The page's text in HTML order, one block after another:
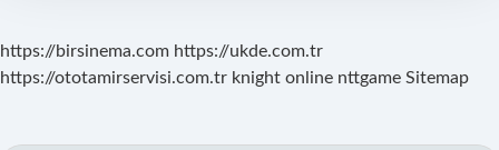
https://birsinema.com https://ukde.com.tr
https://ototamirservisi.com.tr knight online nttgame Sitemap